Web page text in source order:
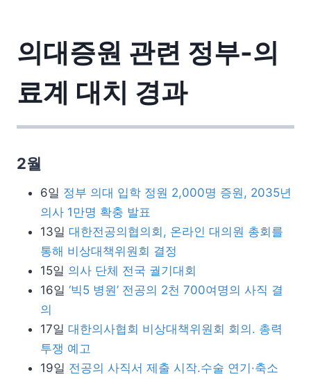
의대증원 관련 정부-의
료계 대치 경과
2월
6일 정부 의대 입학 정원 2,000명 증원, 2035년
의사 1만명 확충 발표
13일 대한전공의협의회, 온라인 대의원 총회를
통해 비상대책위원회 결정
15일 의사 단체 전국 궐기대회
16일 ‘빅5 병원’ 전공의 2천 700여명의 사직 결
의
17일 대한의사협회 비상대책위원회 회의. 총력
투쟁 예고
19일 전공의 사직서 제출 시작.수술 연기·축소